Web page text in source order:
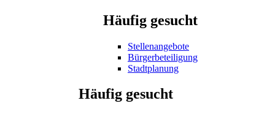
Häufig gesucht
Stellenangebote
Bürgerbeteiligung
Stadtplanung
Häufig gesucht